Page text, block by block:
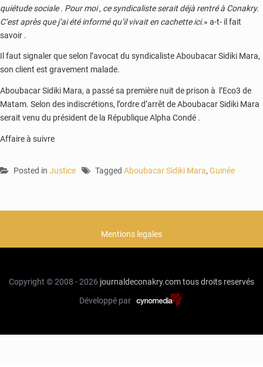
quiétude sociale . Pour moi , ce syndicaliste serait déjà rentré à Conakry.
C’est après que j’ai été informé qu’il vivait en cachette ici.» a-t- il fait
savoir .
Il faut signaler que selon l’avocat du syndicaliste Aboubacar Sidiki Mara,
son client est gravement malade.
Aboubacar Sidiki Mara, a passé sa première nuit de prison à l’Eco3 de
Matam. Selon des indiscrétions, l’ordre d’arrêt de Aboubacar Sidiki Mara
serait venu du président de la République Alpha Condé .
Affaire à suivre
Posted in Justice Tagged Aboubacar Sidiki Mara, Guinée
Mentions legales
Copyright © 2008 - 2026 journaldeconakry.comtous droits reservés
Développé par